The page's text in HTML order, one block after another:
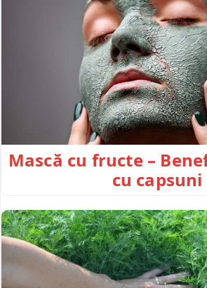
Mască cu fructe –
cu capsuni